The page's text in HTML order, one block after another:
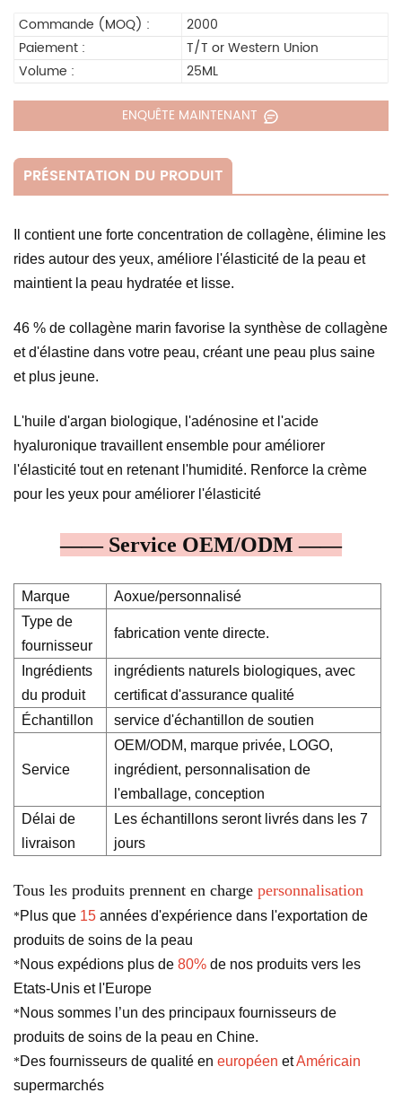
Commande (MOQ) :
2000
Paiement :
T/T or Western Union
Volume :
25ML
ENQUÊTE MAINTENANT
PRÉSENTATION DU PRODUIT
Il contient une forte concentration de collagène, élimine les
rides autour des yeux, améliore l'élasticité de la peau et
maintient la peau hydratée et lisse.
46 % de collagène marin favorise la synthèse de collagène
et d'élastine dans votre peau, créant une peau plus saine
et plus jeune.
L'huile d'argan biologique, l'adénosine et l'acide
hyaluronique travaillent ensemble pour améliorer
l'élasticité tout en retenant l'humidité. Renforce la crème
pour les yeux pour améliorer l'élasticité
—— Service OEM/ODM ——
Marque
Aoxue/personnalisé
Type de
fournisseur
fabrication vente directe.
Ingrédients
du produit
ingrédients naturels biologiques, avec
certificat d'assurance qualité
Échantillon
service d'échantillon de soutien
Service
OEM/ODM, marque privée, LOGO,
ingrédient, personnalisation de
l'emballage, conception
Délai de
livraison
Les échantillons seront livrés dans les 7
jours
Tous les produits prennent en charge personnalisation
*Plus que 15 années d'expérience dans l'exportation de
produits de soins de la peau
*Nous expédions plus de 80% de nos produits vers les
Etats-Unis et l'Europe
*Nous sommes l’un des principaux fournisseurs de
produits de soins de la peau en Chine.
*Des fournisseurs de qualité en européen etAméricain
supermarchés